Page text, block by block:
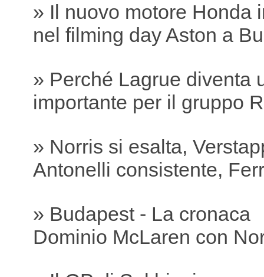
» Il nuovo motore Honda
nel filming day Aston a
» Perché Lagrue diventa
importante per il gruppo
» Norris si esalta,
Antonelli consistente,
» Budapest - La cronaca
Dominio McLaren con